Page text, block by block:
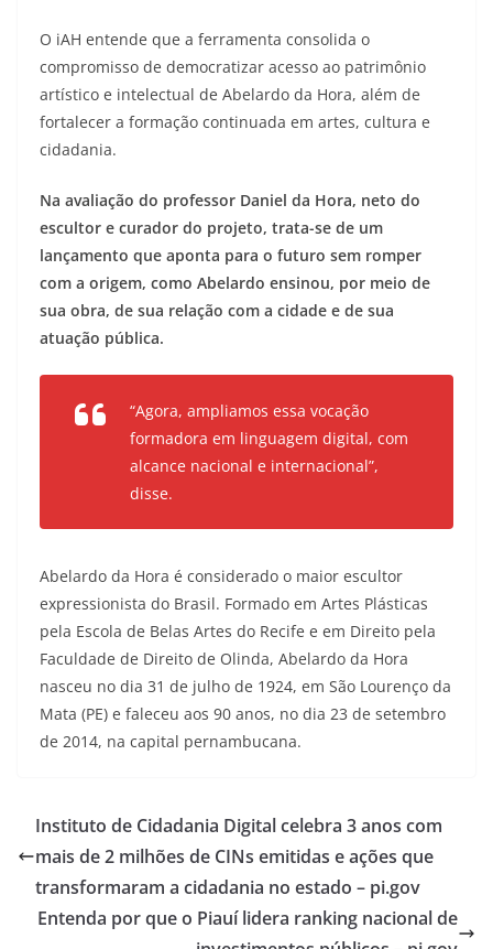
O iAH entende que a ferramenta consolida o
compromisso de democratizar acesso ao patrimônio
artístico e intelectual de Abelardo da Hora, além de
fortalecer a formação continuada em artes, cultura e
cidadania.
Na avaliação do professor Daniel da Hora, neto do
escultor e curador do projeto, trata-se de um
lançamento que aponta para o futuro sem romper
com a origem, como Abelardo ensinou, por meio de
sua obra, de sua relação com a cidade e de sua
atuação pública.
“Agora, ampliamos essa vocação
formadora em linguagem digital, com
alcance nacional e internacional”,
disse.
Abelardo da Hora é considerado o maior escultor
expressionista do Brasil. Formado em Artes Plásticas
pela Escola de Belas Artes do Recife e em Direito pela
Faculdade de Direito de Olinda, Abelardo da Hora
nasceu no dia 31 de julho de 1924, em São Lourenço da
Mata (PE) e faleceu aos 90 anos, no dia 23 de setembro
de 2014, na capital pernambucana.
Instituto de Cidadania Digital celebra 3 anos com
mais de 2 milhões de CINs emitidas e ações que
transformaram a cidadania no estado – pi.gov
Entenda por que o Piauí lidera ranking nacional de